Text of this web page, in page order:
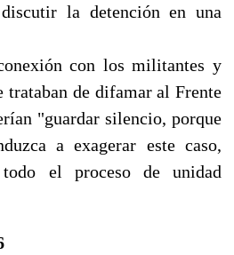
la detención en una
con los militantes y
trataban de difamar al Frente
"guardar silencio, porque
a exagerar este caso,
el proceso de unidad